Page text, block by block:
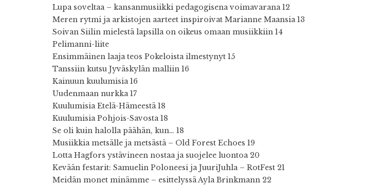
Lupa soveltaa – kansanmusiikki pedagogisena voimavarana 12
Meren rytmi ja arkistojen aarteet inspiroivat Marianne Maansia 13
Soivan Siilin mielestä lapsilla on oikeus omaan musiikkiin 14
Pelimanni-liite
Ensimmäinen laaja teos Pokeloista ilmestynyt 15
Tanssiin kutsu Jyväskylän malliin 16
Kainuun kuulumisia 16
Uudenmaan nurkka 17
Kuulumisia Etelä-Hämeestä 18
Kuulumisia Pohjois-Savosta 18
Se oli kuin halolla päähän, kun… 18
Musiikkia metsälle ja metsästä – Old Forest Echoes 19
Lotta Hagfors ystävineen nostaa ja suojelee luontoa 20
Kevään festarit: Samuelin Poloneesi ja JuuriJuhla – RotFest 21
Meidän monet minämme – esittelyssä Ayla Brinkmann 22